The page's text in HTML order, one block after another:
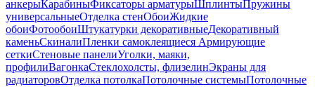
анкерыКарабиныФиксаторы арматурыШплинтыПружины
универсальныеОтделка стенОбоиЖидкие
обоиФотообоиШтукатурки декоративныеДекоративный
каменьСкиналиПленки самоклеящиеся Армирующие
сеткиСтеновые панелиУголки, маяки,
профилиВагонкаСтеклохолсты, флизелинЭкраны для
радиаторовОтделка потолкаПотолочные системыПотолочные